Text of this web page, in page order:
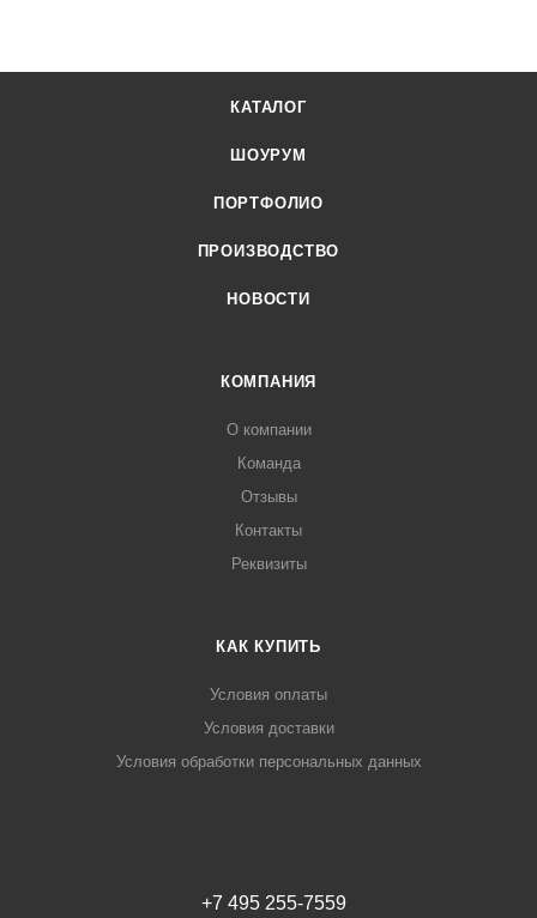
КАТАЛОГ
ШОУРУМ
ПОРТФОЛИО
ПРОИЗВОДСТВО
НОВОСТИ
КОМПАНИЯ
О компании
Команда
Отзывы
Контакты
Реквизиты
КАК КУПИТЬ
Условия оплаты
Условия доставки
Условия обработки персональных данных
+7 495 255-7559